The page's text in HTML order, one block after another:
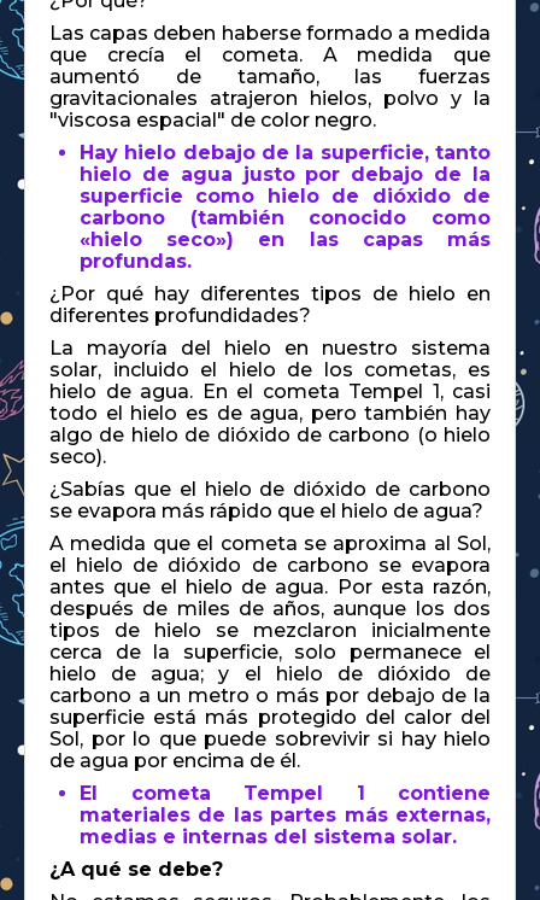
Las capas deben haberse formado a medida
que crecía el cometa. A medida que
aumentó de tamaño, las fuerzas
gravitacionales atrajeron hielos, polvo y la
"viscosa espacial" de color negro.
Hay hielo debajo de la superficie, tanto
hielo de agua justo por debajo de la
superficie como hielo de dióxido de
carbono (también conocido como
«hielo seco») en las capas más
profundas.
¿Por qué hay diferentes tipos de hielo en
diferentes profundidades?
La mayoría del hielo en nuestro sistema
solar, incluido el hielo de los cometas, es
hielo de agua. En el cometa Tempel 1, casi
todo el hielo es de agua, pero también hay
algo de hielo de dióxido de carbono (o hielo
seco).
¿Sabías que el hielo de dióxido de carbono
se evapora más rápido que el hielo de agua?
A medida que el cometa se aproxima al Sol,
el hielo de dióxido de carbono se evapora
antes que el hielo de agua. Por esta razón,
después de miles de años, aunque los dos
tipos de hielo se mezclaron inicialmente
cerca de la superficie, solo permanece el
hielo de agua; y el hielo de dióxido de
carbono a un metro o más por debajo de la
superficie está más protegido del calor del
Sol, por lo que puede sobrevivir si hay hielo
de agua por encima de él.
El cometa Tempel 1 contiene
materiales de las partes más externas,
medias e internas del sistema solar.
¿A qué se debe?